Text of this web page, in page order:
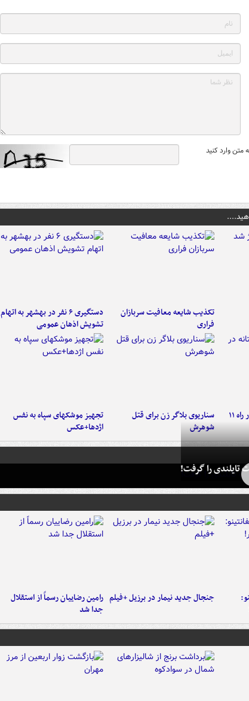
متن وارد کنید
تکذیب شایعه معافیت سربازان
فراری
دستگیری ۶ نفر در بهشهر به اتهام
تشویش اذهان عمومی
موج بارش‌های تابستانه در راه ۱۱
سناریوی بلاگر زن برای قتل
شوهرش
تجهیز موشکهای سپاه به نفس
اژدها+عکس
تایلندی را گرفت!
جنجال جدید نیمار در برزیل +فیلم رامین رضاییان رسماً از استقلال
جدا شد